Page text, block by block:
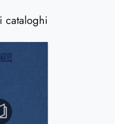
cataloghi